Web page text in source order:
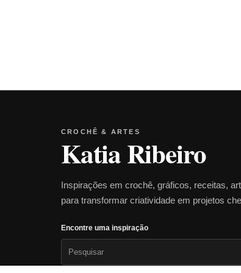
CROCHÊ & ARTES
Katia Ribeiro
Inspirações em crochê, gráficos, receitas,
para transformar criatividade em projetos
Encontre uma inspiração